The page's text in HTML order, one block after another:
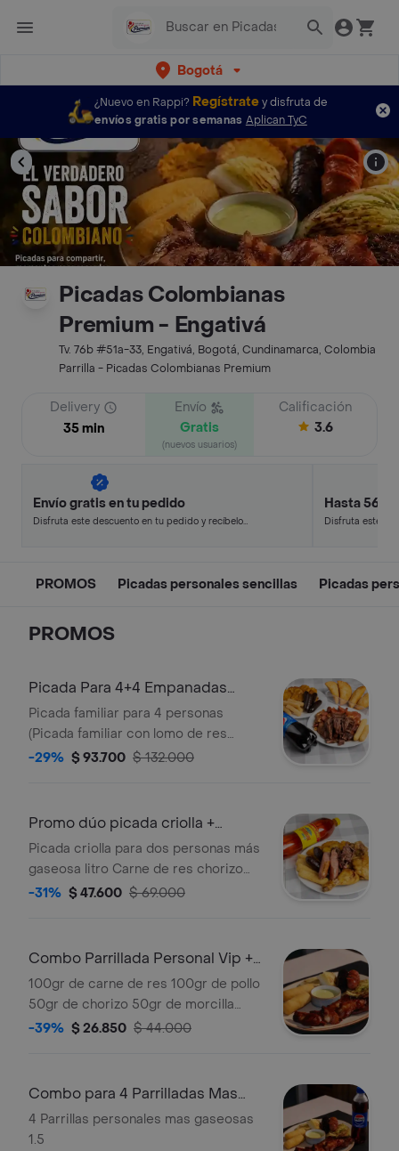
Bogotá
¿Nuevo en Rappi? Regístratey disfruta de
envíos gratis por semanas Aplican TyC
Picadas Colombianas
Premium - Engativá
Tv. 76b #51a-33, Engativá, Bogotá, Cundinamarca, Colombia
Parrilla - Picadas Colombianas Premium
Delivery
35 min
Envío
Gratis
(nuevos usuarios)
Calificación
3.6
Envío gratis en tu pedido
Disfruta este descuento en tu pedido y recíbelo
Hasta 56%
Disfruta este
PROMOS Picadas personales sencillas Picadas
PROMOS
Picada Para 4+4 Empanadas
+Gaseosa
Picada familiar para 4 personas
(Picada familiar con lomo de res
cubitos de pollo costilla de cerdo
empanadas de jamón y queso +
Gaseosa 1.5 L.
-29% $ 93.700 $ 132.000
Promo dúo picada criolla +
gaseosa
Picada criolla para dos personas más
gaseosa litro Carne de res chorizo
morcilla chicharrón carnudo presa de
-31% $ 47.600 $ 69.000
Combo Parrillada Personal Vip +
Gaseosa
100gr de carne de res 100gr de pollo
50gr de chorizo 50gr de morcilla
100gr de costilla de cerdo en salsa
-39% $ 26.850 $ 44.000
Combo para 4 Parrilladas Mas
Gaseosa 1.5
4 Parrillas personales mas gaseosas
1.5